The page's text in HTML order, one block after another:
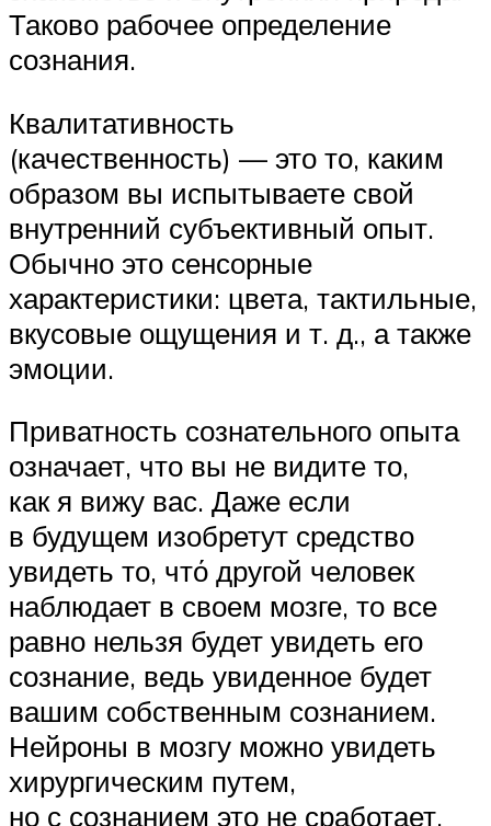
Таково рабочее определение
сознания.
Квалитативность
(качественность) — это то, каким
образом вы испытываете свой
внутренний субъективный опыт.
Обычно это сенсорные
характеристики: цвета, тактильные,
вкусовые ощущения и т. д., а также
эмоции.
Приватность сознательного опыта
означает, что вы не видите то,
как я вижу вас. Даже если
в будущем изобретут средство
увидеть то, чтό другой человек
наблюдает в своем мозге, то все
равно нельзя будет увидеть его
сознание, ведь увиденное будет
вашим собственным сознанием.
Нейроны в мозгу можно увидеть
хирургическим путем,
но с сознанием это не сработает,